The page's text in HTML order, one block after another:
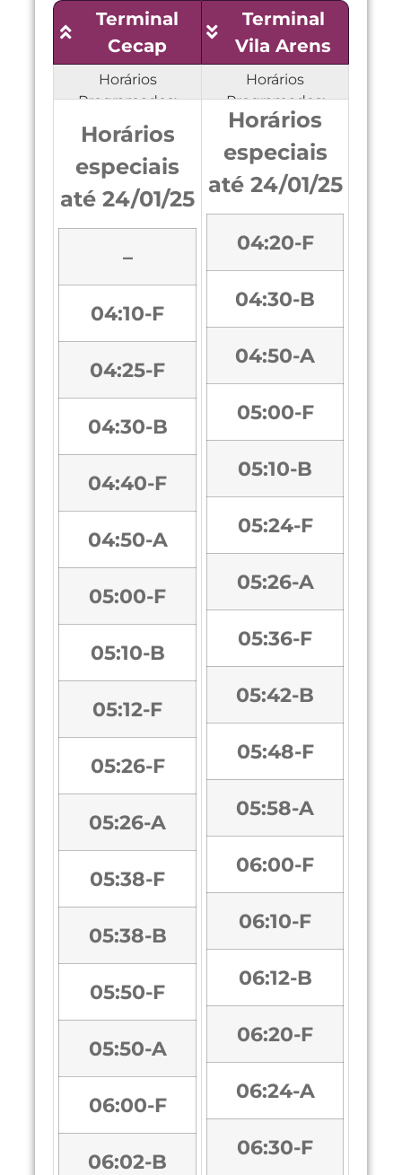
Terminal
Cecap
Terminal
Vila Arens
Horários
Programados:
Horários
Programados:
Horários
especiais
até 24/01/25
–
04:10-F
04:25-F
04:30-B
04:40-F
04:50-A
05:00-F
05:10-B
05:12-F
05:26-F
05:26-A
05:38-F
05:38-B
05:50-F
05:50-A
06:00-F
06:02-B
Horários
especiais
até 24/01/25
04:20-F
04:30-B
04:50-A
05:00-F
05:10-B
05:24-F
05:26-A
05:36-F
05:42-B
05:48-F
05:58-A
06:00-F
06:10-F
06:12-B
06:20-F
06:24-A
06:30-F